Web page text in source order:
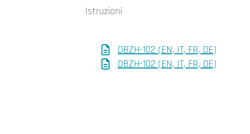
Istruzioni
DBZH-102 (EN, IT, FR, DE)
DBZH-102 (EN, IT, FR, DE)